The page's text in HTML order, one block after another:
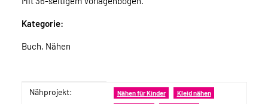
Kategorie:
Buch, Nähen
Produkteigenschaft
Wert
Nähprojekt: Nähen für Kinder Kleid nähen